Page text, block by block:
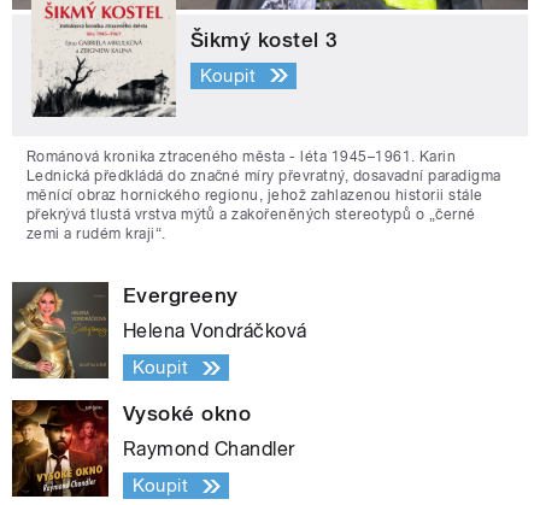
Šikmý kostel 3
Koupit
Románová kronika ztraceného města - léta 1945–1961. Karin
Lednická předkládá do značné míry převratný, dosavadní paradigma
měnící obraz hornického regionu, jehož zahlazenou historii stále
překrývá tlustá vrstva mýtů a zakořeněných stereotypů o „černé
zemi a rudém kraji“.
Evergreeny
Helena Vondráčková
Koupit
Vysoké okno
Raymond Chandler
Koupit